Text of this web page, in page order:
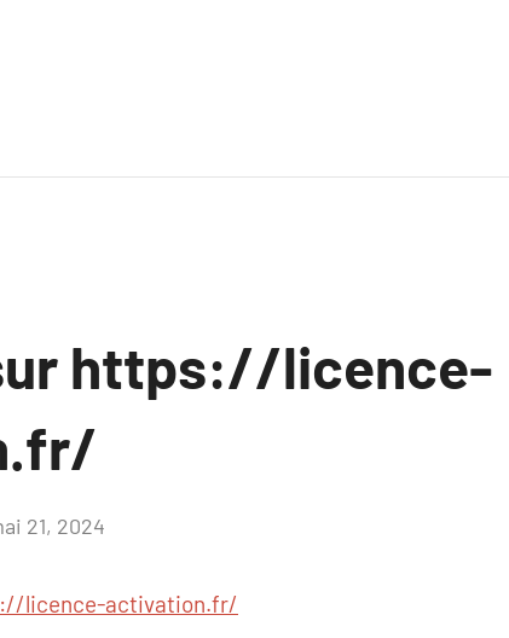
https://licence-
21, 2024
licence-activation.fr/